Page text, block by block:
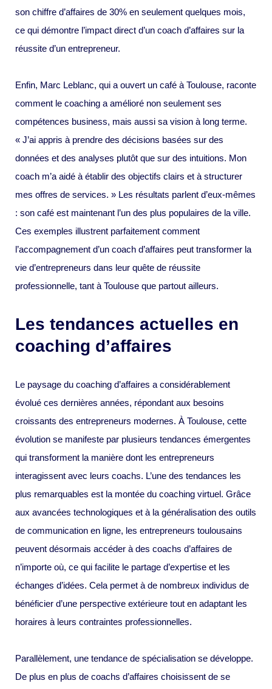
son chiffre d’affaires de 30% en seulement quelques mois,
ce qui démontre l’impact direct d’un coach d’affaires sur la
réussite d’un entrepreneur.
Enfin, Marc Leblanc, qui a ouvert un café à Toulouse, raconte
comment le coaching a amélioré non seulement ses
compétences business, mais aussi sa vision à long terme.
« J’ai appris à prendre des décisions basées sur des
données et des analyses plutôt que sur des intuitions. Mon
coach m’a aidé à établir des objectifs clairs et à structurer
mes offres de services. » Les résultats parlent d’eux-mêmes
: son café est maintenant l’un des plus populaires de la ville.
Ces exemples illustrent parfaitement comment
l’accompagnement d’un coach d’affaires peut transformer la
vie d’entrepreneurs dans leur quête de réussite
professionnelle, tant à Toulouse que partout ailleurs.
Les tendances actuelles en
coaching d’affaires
Le paysage du coaching d’affaires a considérablement
évolué ces dernières années, répondant aux besoins
croissants des entrepreneurs modernes. À Toulouse, cette
évolution se manifeste par plusieurs tendances émergentes
qui transforment la manière dont les entrepreneurs
interagissent avec leurs coachs. L’une des tendances les
plus remarquables est la montée du coaching virtuel. Grâce
aux avancées technologiques et à la généralisation des outils
de communication en ligne, les entrepreneurs toulousains
peuvent désormais accéder à des coachs d’affaires de
n’importe où, ce qui facilite le partage d’expertise et les
échanges d’idées. Cela permet à de nombreux individus de
bénéficier d’une perspective extérieure tout en adaptant les
horaires à leurs contraintes professionnelles.
Parallèlement, une tendance de spécialisation se développe.
De plus en plus de coachs d’affaires choisissent de se